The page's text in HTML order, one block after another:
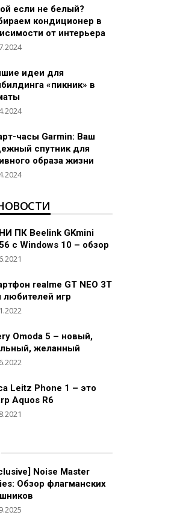
если не белый?
кондиционер в
от интерьера
идеи для
«пикник» в
часы Garmin: Ваш
спутник для
образа жизни
ПК Beelink GKmini
c Windows 10 – обзор
realme GT NEO 3T
любителей игр
Omoda 5 – новый,
желанный
Leitz Phone 1 – это
Aquos R6
Noise Master
Обзор флагманских